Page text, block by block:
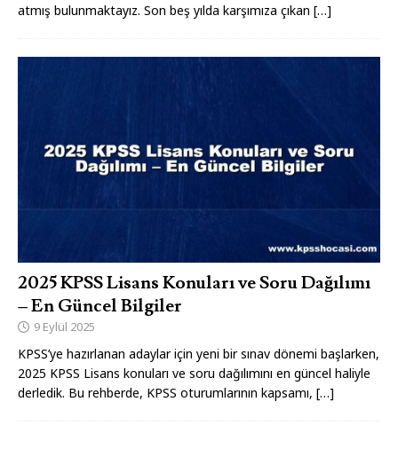
atmış bulunmaktayız. Son beş yılda karşımıza çıkan […]
2025 KPSS Lisans Konuları ve Soru Dağılımı
– En Güncel Bilgiler
9 Eylül 2025
KPSS’ye hazırlanan adaylar için yeni bir sınav dönemi başlarken,
2025 KPSS Lisans konuları ve soru dağılımını en güncel haliyle
derledik. Bu rehberde, KPSS oturumlarının kapsamı, […]